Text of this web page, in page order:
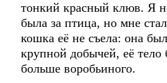
тонкий красный клюв. Я
была за птица, но мне
кошка её не съела: она
крупной добычей, её тело
больше воробьиного.